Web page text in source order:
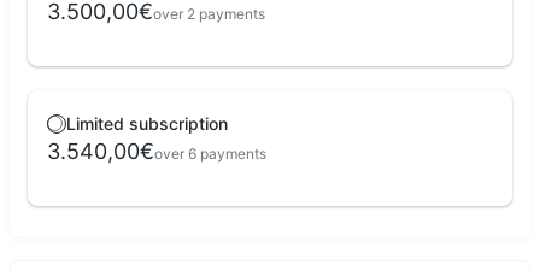
3.500,00€over 2 payments
Limited subscription
3.540,00€over 6 payments